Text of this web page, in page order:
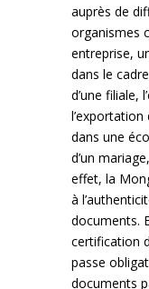
auprès de
organismes
entreprise,
dans le
d’une filiale,
l’exportation
dans une
d’un
effet, la
à
documents.
certification
passe
documents